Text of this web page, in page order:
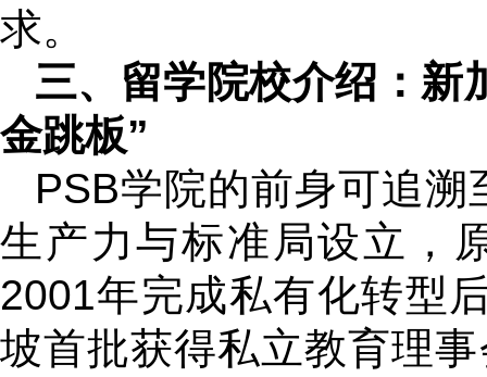
求。
三、留学院校介绍：
金跳板”
PSB学院的前身可追
生产力与标准局设立，
2001年完成私有化转型
坡首批获得私立教育理